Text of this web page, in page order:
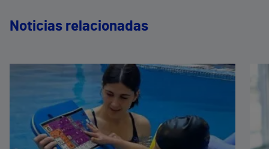
Noticias relacionadas